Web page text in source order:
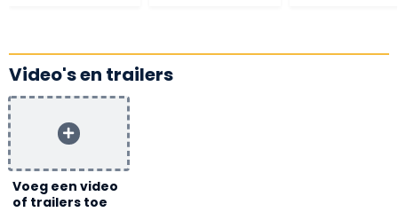
Video's en trailers
Voeg een video
of trailers toe